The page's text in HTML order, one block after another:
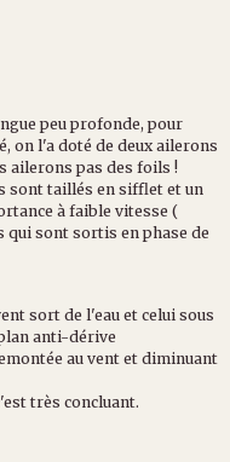
peu profonde, pour
on l'a doté de deux ailerons
ailerons pas des foils !
sont taillés en sifflet et un
à faible vitesse (
qui sont sortis en phase de
sort de l'eau et celui sous
anti-dérive
au vent et diminuant
très concluant.